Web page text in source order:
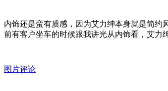
内饰还是蛮有质感，因为艾力绅本身就是简约
前有客户坐车的时候跟我讲光从内饰看，艾力
图片评论